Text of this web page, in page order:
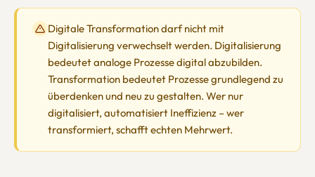
Digitale Transformation darf nicht mit
Digitalisierung verwechselt werden. Digitalisierung
bedeutet analoge Prozesse digital abzubilden.
Transformation bedeutet Prozesse grundlegend zu
überdenken und neu zu gestalten. Wer nur
digitalisiert, automatisiert Ineffizienz – wer
transformiert, schafft echten Mehrwert.